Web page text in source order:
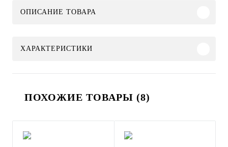
ОПИСАНИЕ ТОВАРА
ХАРАКТЕРИСТИКИ
ПОХОЖИЕ ТОВАРЫ (8)